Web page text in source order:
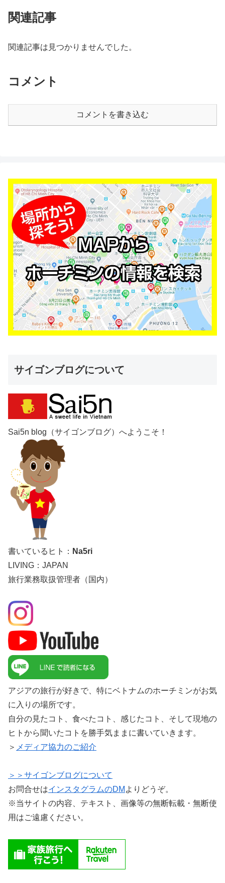
関連記事
関連記事は見つかりませんでした。
コメント
コメントを書き込む
サイゴンブログについて
Sai5n blog（サイゴンブログ）へようこそ！
書いているヒト： Na5ri
LIVING：JAPAN
旅行業務取扱管理者（国内）
アジアの旅行が好きで、特にベトナムのホーチミンがお気
に入りの場所です。
自分の見たコト、食べたコト、感じたコト、そして現地の
ヒトから聞いたコトを勝手気ままに書いていきます。
＞ メディア協力のご紹介
＞＞サイゴンブログについて
お問合せはインスタグラムのDM よりどうぞ。
※当サイトの内容、テキスト、画像等の無断転載・無断使
用はご遠慮ください。